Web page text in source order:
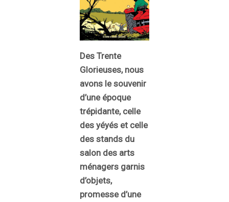
Des Trente
Glorieuses, nous
avons le souvenir
d’une époque
trépidante, celle
des yéyés et celle
des stands du
salon des arts
ménagers garnis
d’objets,
promesse d’une